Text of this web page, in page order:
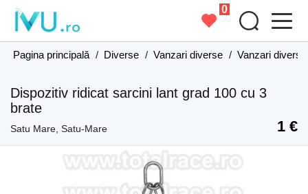
0
Pagina principală / Diverse / Vanzari diverse / Vanzari
Dispozitiv ridicat sarcini lant grad 100 cu 3
brate
Satu Mare, Satu-Mare 1 €